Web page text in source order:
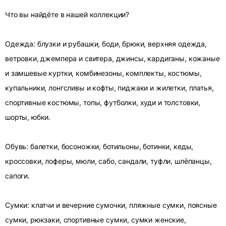
Что вы найдёте в нашей коллекции?
Одежда: блузки и рубашки, боди, брюки, верхняя одежда,
ветровки, джемпера и свитера, джинсы, кардиганы, кожаные
и замшевые куртки, комбинезоны, комплекты, костюмы,
купальники, лонгсливы и кофты, пиджаки и жилетки, платья,
спортивные костюмы, топы, футболки, худи и толстовки,
шорты, юбки.
Обувь: балетки, босоножки, ботильоны, ботинки, кеды,
кроссовки, лоферы, мюли, сабо, сандали, туфли, шлёпанцы,
сапоги.
Сумки: клатчи и вечерние сумочки, пляжные сумки, поясные
сумки, рюкзаки, спортивные сумки, сумки женские,